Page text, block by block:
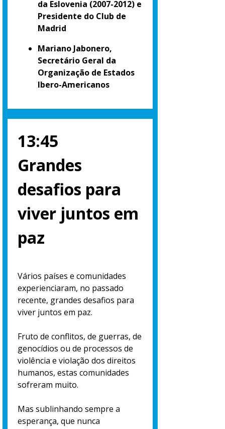
da Eslovenia (2007-2012) e
Presidente do Club de
Madrid
Mariano Jabonero,
Secretário Geral da
Organização de Estados
Ibero-Americanos
13:45
Grandes
desafios para
viver juntos em
paz
Vários países e comunidades
experienciaram, no passado
recente, grandes desafios para
viver juntos em paz.
Fruto de conflitos, de guerras, de
genocídios ou de processos de
violência e violação dos direitos
humanos, estas comunidades
sofreram muito.
Mas sublinhando sempre a
esperança, que nunca